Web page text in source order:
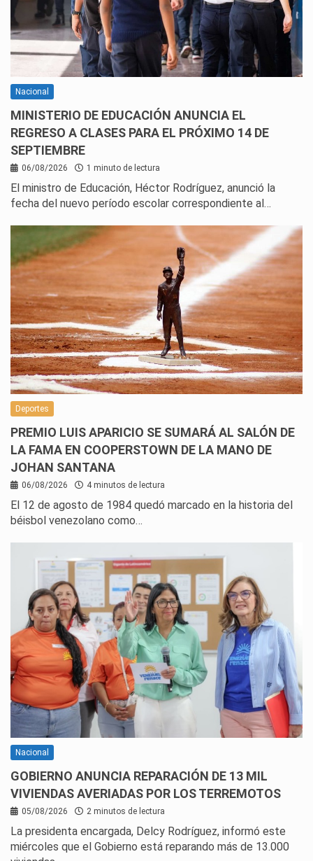
Nacional
MINISTERIO DE EDUCACIÓN ANUNCIA EL
REGRESO A CLASES PARA EL PRÓXIMO 14 DE
SEPTIEMBRE
06/08/2026 1 minuto de lectura
El ministro de Educación, Héctor Rodríguez, anunció la
fecha del nuevo período escolar correspondiente al…
Deportes
PREMIO LUIS APARICIO SE SUMARÁ AL SALÓN DE
LA FAMA EN COOPERSTOWN DE LA MANO DE
JOHAN SANTANA
06/08/2026 4 minutos de lectura
El 12 de agosto de 1984 quedó marcado en la historia del
béisbol venezolano como…
Nacional
GOBIERNO ANUNCIA REPARACIÓN DE 13 MIL
VIVIENDAS AVERIADAS POR LOS TERREMOTOS
05/08/2026 2 minutos de lectura
La presidenta encargada, Delcy Rodríguez, informó este
miércoles que el Gobierno está reparando más de 13.000